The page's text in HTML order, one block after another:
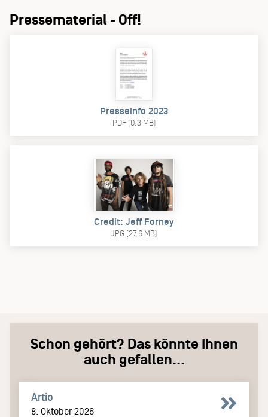
Pressematerial - Off!
Presseinfo 2023
PDF (0.3 MB)
Credit: Jeff Forney
JPG (27.6 MB)
Schon gehört? Das könnte Ihnen
auch gefallen...
Artio
8. Oktober 2026